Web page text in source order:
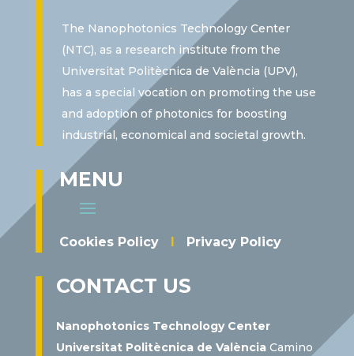
The Nanophotonics Technology Center
(NTC), as a research institute from the
Universitat Politècnica de València (UPV),
has a special vocation on promoting the use
and adoption of photonics for boosting
industrial, economical and societal growth.
MENU
Cookies Policy Privacy Policy
CONTACT US
Nanophotonics Technology Center
Universitat Politècnica de ValènciaCamino